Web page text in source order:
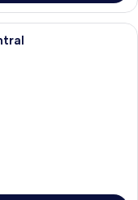
Deluxe Pool Villa -